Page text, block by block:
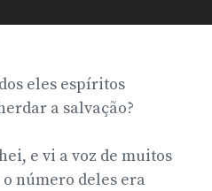
eles espíritos
a salvação?
e vi a voz de muitos
o número deles era